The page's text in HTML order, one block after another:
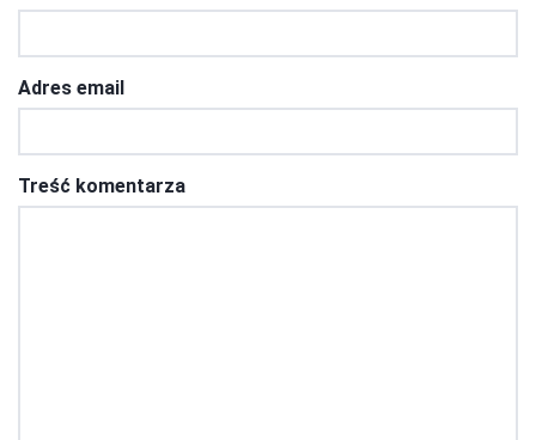
Adres email
Treść komentarza